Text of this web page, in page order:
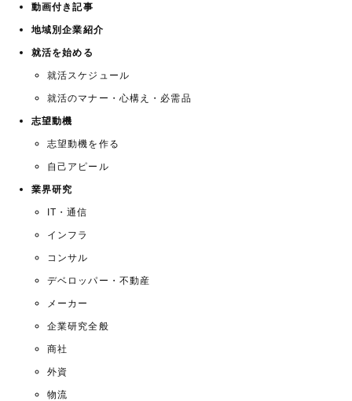
動画付き記事
地域別企業紹介
就活を始める
就活スケジュール
就活のマナー・心構え・必需品
志望動機
志望動機を作る
自己アピール
業界研究
IT・通信
インフラ
コンサル
デベロッパー・不動産
メーカー
企業研究全般
商社
外資
物流